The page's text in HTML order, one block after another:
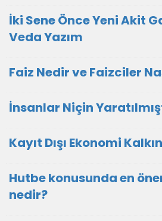
İki Sene Önce Yeni Akit
Veda Yazım
Faiz Nedir ve Faizciler
İnsanlar Niçin
Kayıt Dışı Ekonomi
Hutbe konusunda en
nedir?